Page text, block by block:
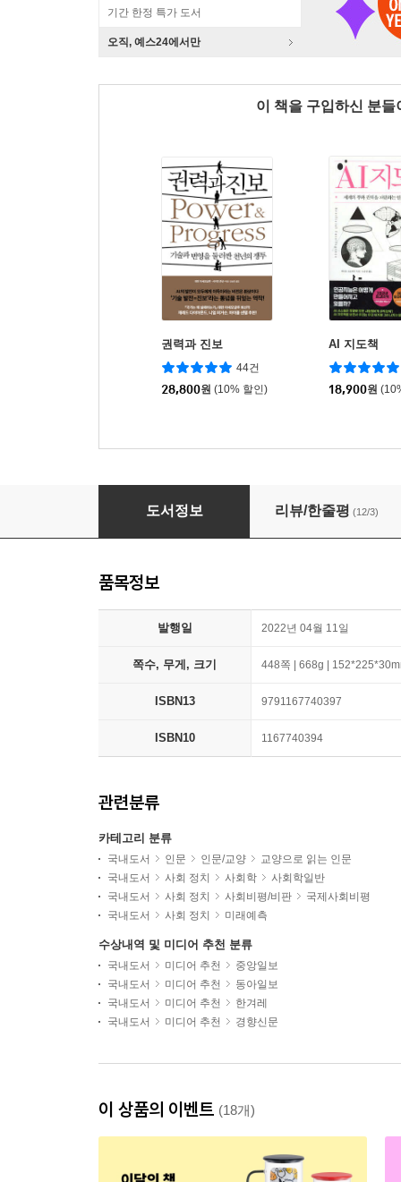
기간 한정 특가 도서
오직, 예스24에서만
이 책을 구입하신 분
권력과 진보
44건
28,800원 (10% 할인)
AI 지도책
18,900원
시스템 에러
도서정보 리뷰/한줄평 (12/3)
품목정보
발행일 2022년 04월 11일
쪽수, 무게, 크기 448쪽 | 668g |
ISBN13 9791167740397
ISBN10 1167740394
관련분류
카테고리 분류
국내도서 인문 인문/교양
교양으로 읽는 인문
국내도서
사회 정치 사회학
사회학일반
국내도서
사회 정치 사회비평/비판
국제사회비평
국내도서
사회 정치 미래예측
수상내역 및 미디어 추천 분류
국내도서 미디어 추천
중앙일보
국내도서
미디어 추천
동아일보
국내도서
미디어 추천
한겨레
국내도서
미디어 추천 경향신문
이 상품의 이벤트 (18개)